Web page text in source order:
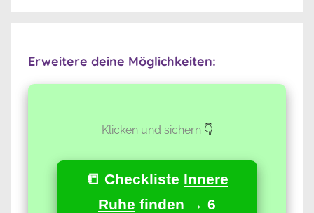
Erweitere deine Möglichkeiten:
Klicken und sichern👇
📒 Checkliste Innere
Ruhe finden → 6